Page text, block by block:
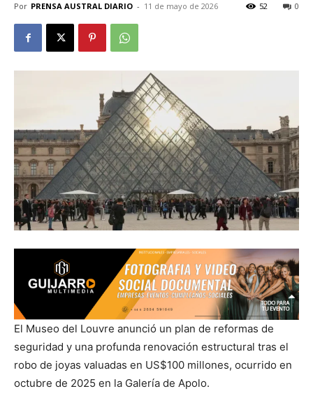
Por PRENSA AUSTRAL DIARIO - 11 de mayo de 2026 0
52
El Museo del Louvre anunció un plan de reformas de
seguridad y una profunda renovación estructural tras el
robo de joyas valuadas en US$100 millones, ocurrido en
octubre de 2025 en la Galería de Apolo.